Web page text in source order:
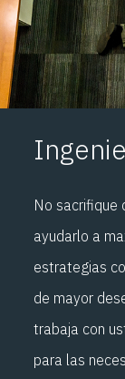
No sacrifique
ayudarlo a
estrategias
de mayor
trabaja con
para las